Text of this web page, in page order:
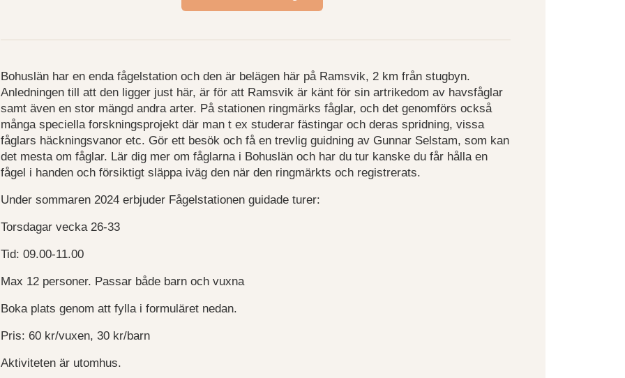
Bohuslän har en enda fågelstation och den är belägen här på Ramsvik, 2 km från stugbyn.
Anledningen till att den ligger just här, är för att Ramsvik är känt för sin artrikedom av havsfåglar
samt även en stor mängd andra arter. På stationen ringmärks fåglar, och det genomförs också
många speciella forskningsprojekt där man t ex studerar fästingar och deras spridning, vissa
fåglars häckningsvanor etc. Gör ett besök och få en trevlig guidning av Gunnar Selstam, som kan
det mesta om fåglar. Lär dig mer om fåglarna i Bohuslän och har du tur kanske du får hålla en
fågel i handen och försiktigt släppa iväg den när den ringmärkts och registrerats.
Under sommaren 2024 erbjuder Fågelstationen guidade turer:
Torsdagar vecka 26-33
Tid: 09.00-11.00
Max 12 personer. Passar både barn och vuxna
Boka plats genom att fylla i formuläret nedan.
Pris: 60 kr/vuxen, 30 kr/barn
Aktiviteten är utomhus.